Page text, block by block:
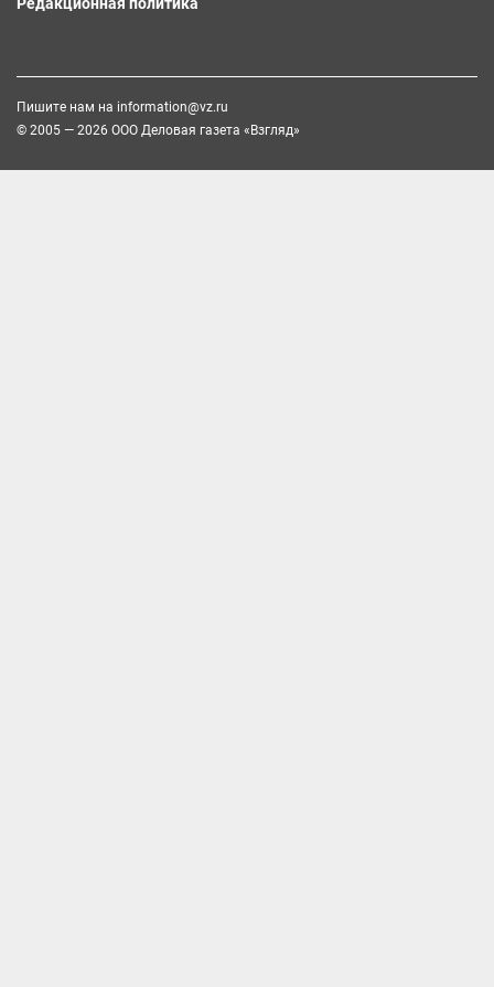
Редакционная политика
Пишите нам на information@vz.ru
© 2005 — 2026 ООО Деловая газета «Взгляд»